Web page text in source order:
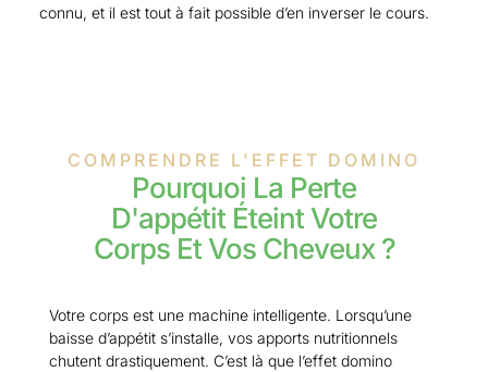
connu, et il est tout à fait possible d’en inverser le cours.
COMPRENDRE L'EFFET DOMINO
Pourquoi La Perte
D'appétit Éteint Votre
Corps Et Vos Cheveux ?
Votre corps est une machine intelligente. Lorsqu’une
baisse d’appétit s’installe, vos apports nutritionnels
chutent drastiquement. C’est là que l’effet domino